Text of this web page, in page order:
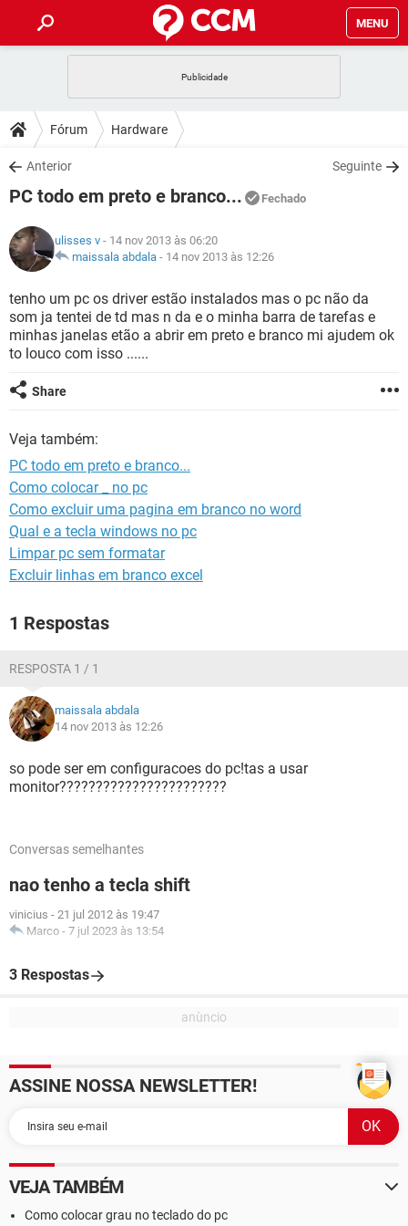
MENU
CELULAR
OUTLOOK
INSTAGRAM GMAIL
GUIA DE COMPRAS
DICAS
JOGOS
INSTAGRAM
GUIA DE COMPRAS
DOWNLOADS
JOGOS WHATSAPP
CELULAR
OUTLOOK EXCEL
INSTAGRAM GMAIL
GUIA DE COMPRAS
JOGOS
CELULAR
OUTLOOK EXCEL
INSTAGRAM GMAIL
GLOSSÁRIO
JOGOS WHATSAPP
CELULAR FACEBOOK
OUTLOOK
INSTAGRAM
Fórum Hardware
Anterior Seguinte
PC todo em preto e branco... Fechado
ulisses v - 14 nov 2013 às 06:20
maissala abdala - 14 nov 2013 às 12:26
tenho um pc os driver estão instalados mas o pc não da
som ja tentei de td mas n da e o minha barra de tarefas e
minhas janelas etão a abrir em preto e branco mi ajudem ok
to louco com isso ......
Share
Veja também:
PC todo em preto e branco...
Como colocar _ no pc
Como excluir uma pagina em branco no word
Qual e a tecla windows no pc
Limpar pc sem formatar
Excluir linhas em branco excel
1 Respostas
RESPOSTA 1 / 1
maissala abdala
14 nov 2013 às 12:26
so pode ser em configuracoes do pc!tas a usar
monitor???????????????????????
Conversas semelhantes
nao tenho a tecla shift
vinicius - 21 jul 2012 às 19:47
Marco - 7 jul 2023 às 13:54
3 Respostas
ASSINE NOSSA NEWSLETTER!
VEJA TAMBÉM
Como colocar grau no teclado do pc